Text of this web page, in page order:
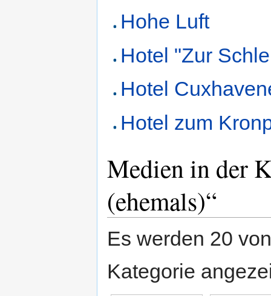
Hohe Luft
Hotel "Zur
Hotel
Hotel zum
Medien in der
(ehemals)“
Es werden 20
Kategorie